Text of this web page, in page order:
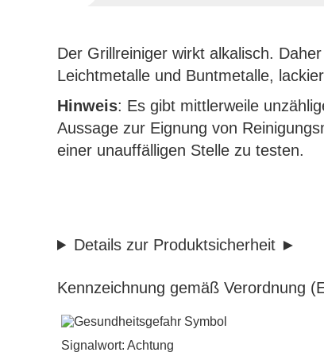
Der Grillreiniger wirkt alkalisch.
Leichtmetalle und Buntmetalle,
Hinweis: Es gibt mittlerweile
Aussage zur Eignung von
einer unauffälligen Stelle zu testen.
Details zur Produktsicherheit
Kennzeichnung gemäß Verordnung
Signalwort: Achtung